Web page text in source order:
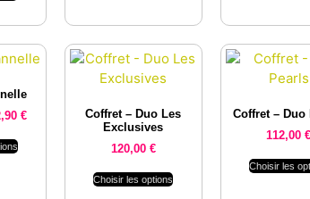
€
Coffret – Duo Les
Exclusives
120,00 €
Choisir les options
Coffret – Duo
112,00€
Choisir les